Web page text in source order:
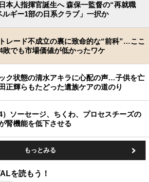
本人指揮官誕生へ 森保一監督の“再就職
ルギー1部の日系クラブ」一択か
レード不成立の裏に致命的な“前科”…ここ
敗でも市場価値が低かったワケ
ク状態の清水アキラに心配の声…子供を亡
正輝らもたどった遺族ケアの道のり
）ソーセージ、ちくわ、プロセスチーズの
腎機能を低下させる
もっとみる
を読もう！